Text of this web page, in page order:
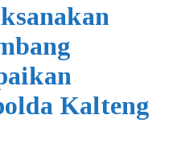
Kalteng